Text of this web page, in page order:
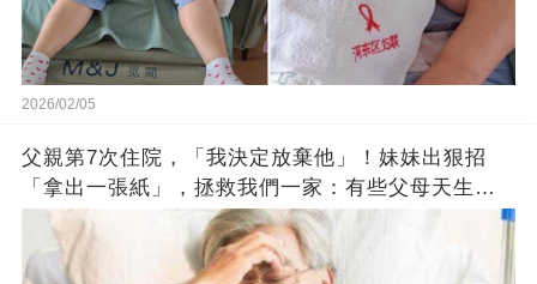
2026/02/05
父親第7次住院，「我決定放棄他」！妹妹出狠招
「拿出一張紙」，拯救我們一家：有些父母天生是
子女難題！